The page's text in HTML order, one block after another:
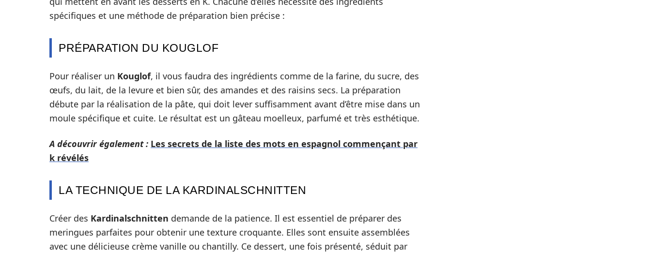
spécifiques et une méthode de préparation bien précise :
PRÉPARATION DU KOUGLOF
Pour réaliser un Kouglof, il vous faudra des ingrédients comme de la farine, du sucre, des
œufs, du lait, de la levure et bien sûr, des amandes et des raisins secs. La préparation
débute par la réalisation de la pâte, qui doit lever suffisamment avant d’être mise dans un
moule spécifique et cuite. Le résultat est un gâteau moelleux, parfumé et très esthétique.
A découvrir également : Les secrets de la liste des mots en espagnol commençant par
k révélés
LA TECHNIQUE DE LA KARDINALSCHNITTEN
Créer des Kardinalschnitten demande de la patience. Il est essentiel de préparer des
meringues parfaites pour obtenir une texture croquante. Elles sont ensuite assemblées
avec une délicieuse crème vanille ou chantilly. Ce dessert, une fois présenté, séduit par